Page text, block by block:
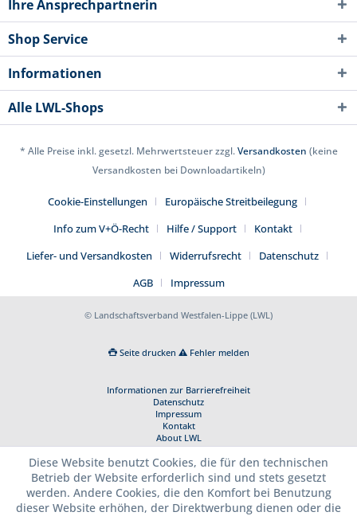
Ihre Ansprechpartnerin
Shop Service
Informationen
Alle LWL-Shops
* Alle Preise inkl. gesetzl. Mehrwertsteuer zzgl.Versandkosten (keine
Versandkosten bei Downloadartikeln)
Cookie-Einstellungen
Europäische Streitbeilegung
Info zum V+Ö-Recht
Hilfe / Support
Kontakt
Liefer- und Versandkosten
Widerrufsrecht
Datenschutz
AGB
Impressum
© Landschaftsverband Westfalen-Lippe (LWL)
Seite drucken Fehler melden
Informationen zur Barrierefreiheit
Datenschutz
Impressum
Kontakt
About LWL
Diese Website benutzt Cookies, die für den technischen
Betrieb der Website erforderlich sind und stets gesetzt
werden. Andere Cookies, die den Komfort bei Benutzung
dieser Website erhöhen, der Direktwerbung dienen oder die